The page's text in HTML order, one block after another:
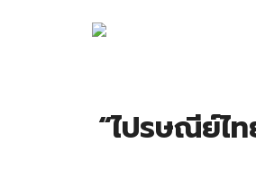
“ไปรษณีย์ไ